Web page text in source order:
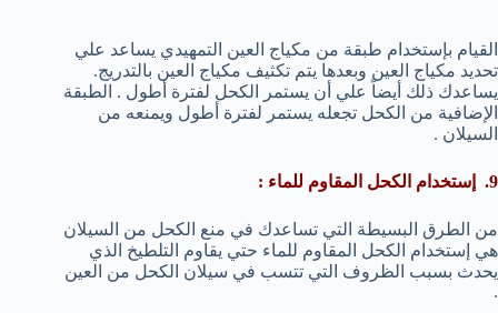
القيام بإستخدام طبقة من مكياج العين التمهيدي يساعد علي
تحديد مكياج العين وبعدها يتم تكثيف مكياج العين بالتدريج.
يساعدك ذلك أيضاً علي أن يستمر الكحل لفترة أطول . الطبقة
الإضافية من الكحل تجعله يستمر لفترة أطول ويمنعه من
السيلان .
9. إستخدام الكحل المقاوم للماء :
من الطرق البسيطة التي تساعدك في منع الكحل من السيلان
هي إستخدام الكحل المقاوم للماء حتي يقاوم التلطيخ الذي
يحدث بسبب الظروف التي تتسب في سيلان الكحل من العين
.